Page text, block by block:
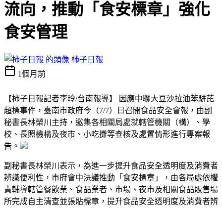
流向，推動「食安標章」強化
食安管理
柿子日報
1個月前
【柿子日報記者李玲/台南報導】 因應中聯大豆沙拉油苯駢芘
超標事件，臺南市政府今（7/7）日召開食品安全會報，由副
秘書長林榮川主持，邀集各相關局處就轄管機關（構）、學
校、長照機構及夜市、小吃攤等查核及處置情形進行專案報
告。
副秘書長林榮川表示，為進一步提升食品安全透明度及消費者
辨識便利性，市府會中決議推動「食安標章」，由各局處依權
責輔導轄管餐飲業、食品業者、市場、夜市及相關食品販售場
所完成自主清查並張貼標章，提升食品安全透明度及消費者辨